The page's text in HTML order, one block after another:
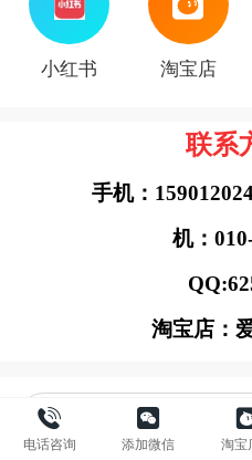
小红书 淘宝店
联系
手机：
机：
淘宝店：
提示 可搜索品牌名查看维
电话咨询 添加微信 淘宝